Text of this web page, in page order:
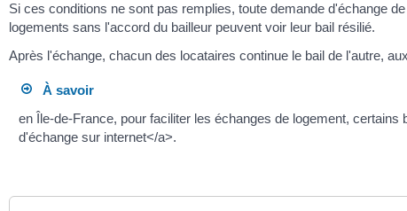
Si ces conditions ne sont pas remplies, toute demande d'échange
logements sans l'accord du bailleur peuvent voir leur bail résilié.
Après l'échange, chacun des locataires continue le bail de l'autre,
À savoir
en Île-de-France, pour faciliter les échanges de logement,
d'échange sur internet</a>.